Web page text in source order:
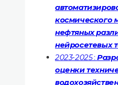
космического
нефтяных
нейросетевых
2023-2025:
оценки